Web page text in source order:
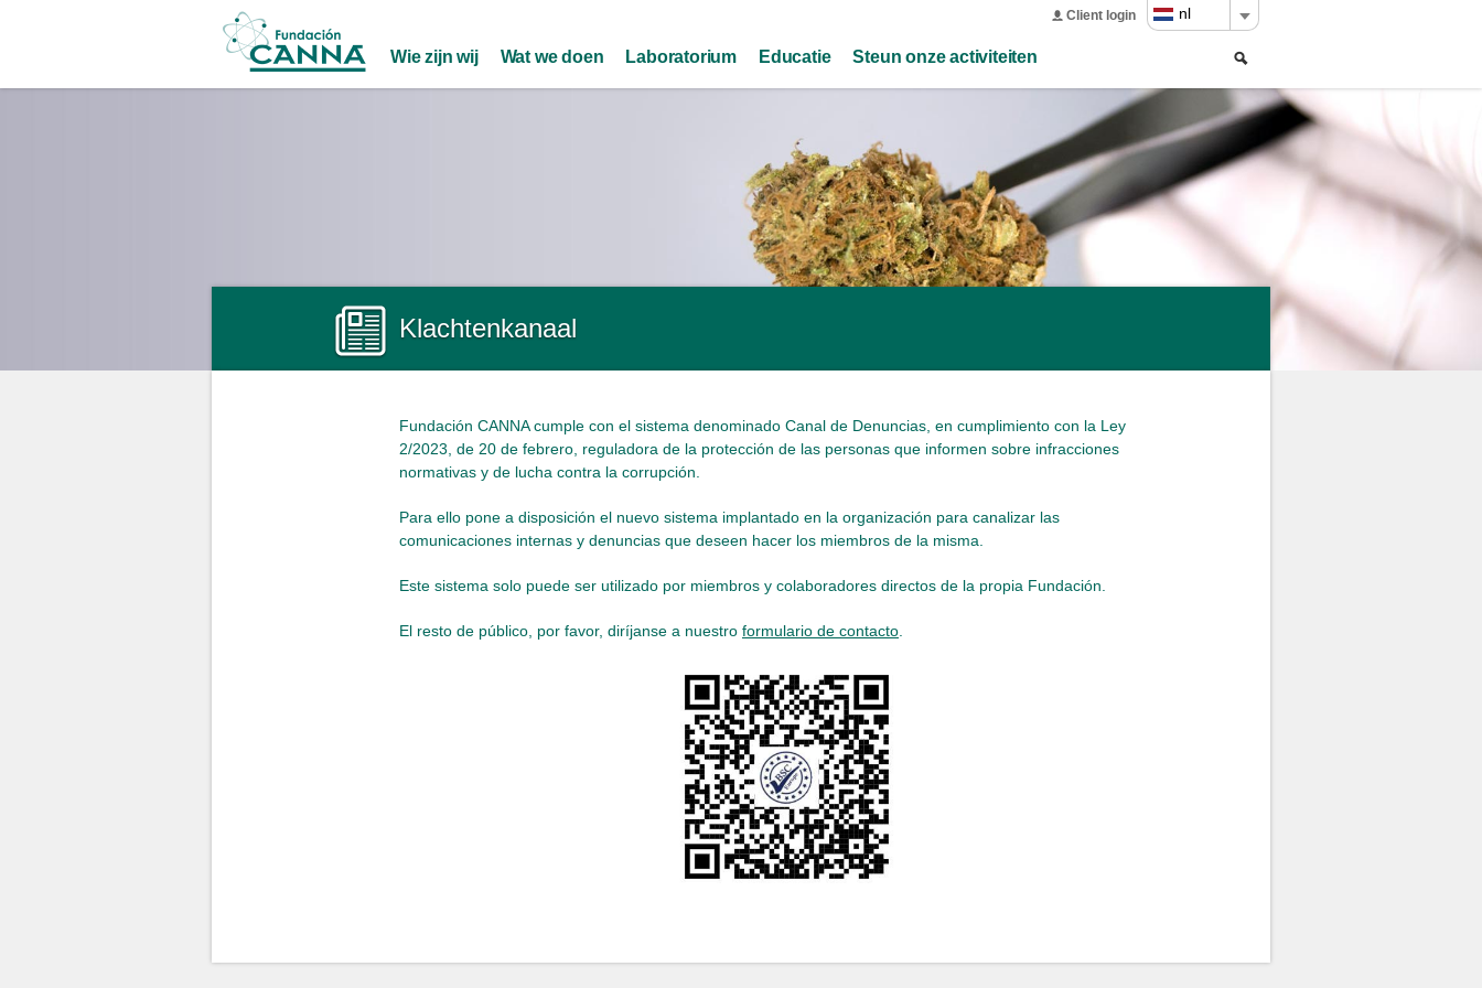
content
nl
Client login
Main menu
Wie zijn wij Wat we doen Laboratorium Educatie Steun onze activiteiten
Search
form
Zoeken
Klachtenkanaal
Fundación CANNA cumple con el sistema denominado Canal de Denuncias, en cumplimiento con la Ley
2/2023, de 20 de febrero, reguladora de la protección de las personas que informen sobre infracciones
normativas y de lucha contra la corrupción.
Para ello pone a disposición el nuevo sistema implantado en la organización para canalizar las
comunicaciones internas y denuncias que deseen hacer los miembros de la misma.
Este sistema solo puede ser utilizado por miembros y colaboradores directos de la propia Fundación.
El resto de público, por favor, diríjanse a nuestro formulario de contacto